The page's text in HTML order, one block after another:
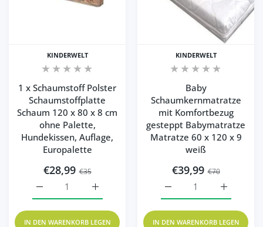
KINDERWELT
1 x Schaumstoff Polster
Schaumstoffplatte
Schaum 120 x 80 x 8 cm
ohne Palette,
Hundekissen, Auflage,
Europalette
€28,99 €35
Erhöhe die Menge für 1 x Schaumstoff
Erhöhe die Menge für 1 x Schaumstoff Polster
IN DEN WARENKORB LEGEN
KINDERWELT
Baby
Schaumkernmatratze
mit Komfortbezug
gesteppt Babymatratze
Matratze 60 x 120 x 9
weiß
€39,99 €70
Erhöhe
Erhöhe die Menge für
IN DEN WARENKORB LEGEN